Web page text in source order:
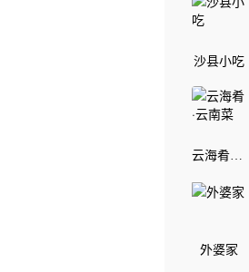
沙县小吃
云海肴·云南菜
外婆家